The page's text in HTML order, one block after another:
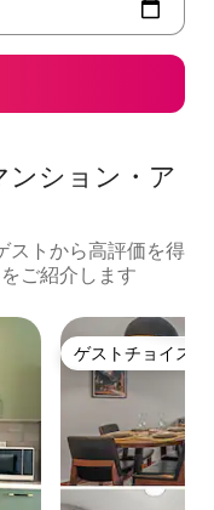
ンション・ア
ストから高評価を得
ご紹介します
ゲストチョイス
ゲストチョイス